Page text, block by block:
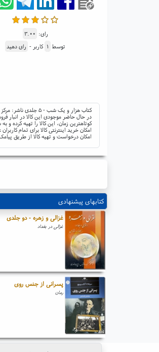
رای: ۳.۰۰
توسط ۱ کاربر - رای دهید
کتاب هزار و یک شب - ۵ جلدی ناشر: مرکز ؛ نوشته: عبداللطیف تسوجی ؛ مترجم: ابراهیم اقلیدی
در حال حاضر موجودی این کالا در انبار
کوتاهترین زمان، این کالا را تهیه کرده و
امکان خرید اینترنتی کالا برای تمام
امکان درخواست و تهیه کالا از طریق
کتابهای پیشنهادی
غزالی و زهره - دو جلدی
غزالی در بغداد
پسرانی از جنس روی
رمان